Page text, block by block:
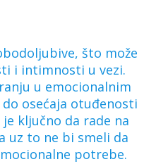
što može
i intimnosti u vezi.
u emocionalnim
osećaja otuđenosti
ključno da rade na
uz to ne bi smeli da
potrebe.